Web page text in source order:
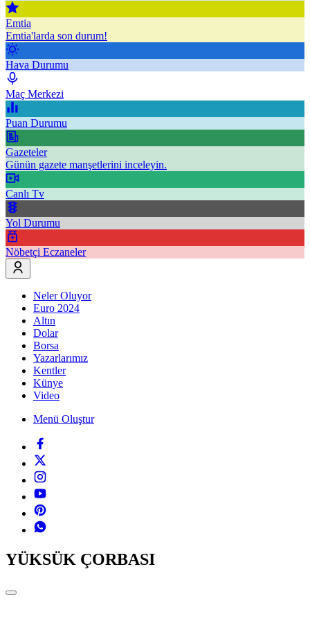
Emtia
Emtia'larda son durum!
Hava Durumu
Maç Merkezi
Puan Durumu
Gazeteler
Günün gazete manşetlerini inceleyin.
Canlı Tv
Yol Durumu
Nöbetçi Eczaneler
Neler Oluyor
Euro 2024
Altın
Dolar
Borsa
Yazarlarımız
Kentler
Künye
Video
Menü Oluştur
YÜKSÜK ÇORBASI